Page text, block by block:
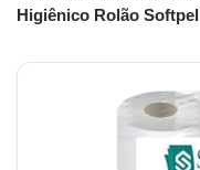
Higiênico Rolão Softpel